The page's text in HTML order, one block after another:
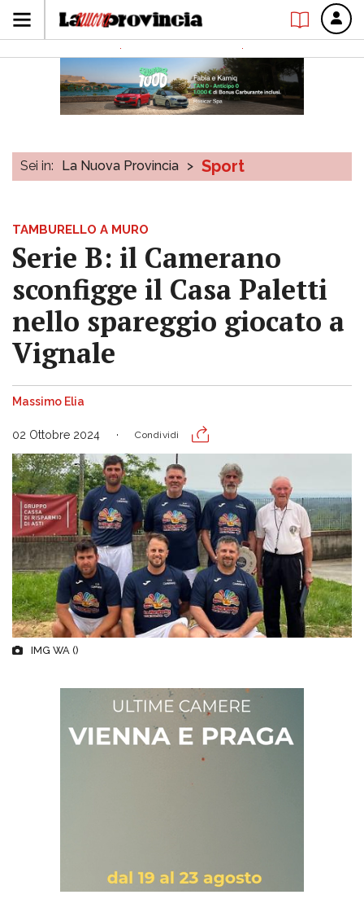
Sei in: La Nuova Provincia > Sport
TAMBURELLO A MURO
Serie B: il Camerano
sconfigge il Casa Paletti
nello spareggio giocato a
Vignale
Massimo Elia
02 Ottobre 2024 Condividi
IMG WA ()